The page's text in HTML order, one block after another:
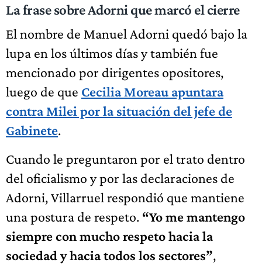
La frase sobre Adorni que marcó el cierre
El nombre de Manuel Adorni quedó bajo la
lupa en los últimos días y también fue
mencionado por dirigentes opositores,
luego de que Cecilia Moreau apuntara
contra Milei por la situación del jefe de
Gabinete.
Cuando le preguntaron por el trato dentro
del oficialismo y por las declaraciones de
Adorni, Villarruel respondió que mantiene
una postura de respeto. “Yo me mantengo
siempre con mucho respeto hacia la
sociedad y hacia todos los sectores”,